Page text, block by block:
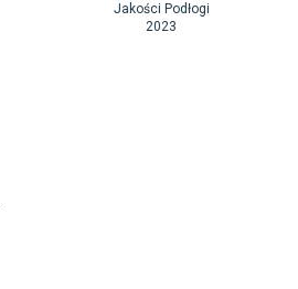
Jakości Podłogi
2023